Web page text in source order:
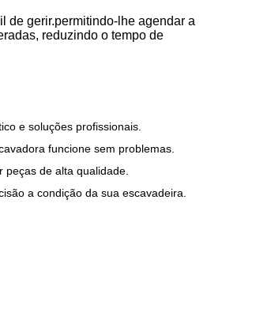
de gerir.permitindo-lhe agendar a
reduzindo o tempo de
e soluções profissionais.
funcione sem problemas.
de alta qualidade.
a condição da sua escavadeira.